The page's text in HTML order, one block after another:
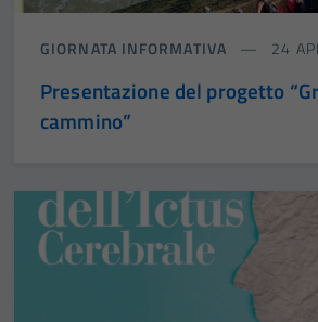
GIORNATA INFORMATIVA 24
Presentazione del progetto
cammino”